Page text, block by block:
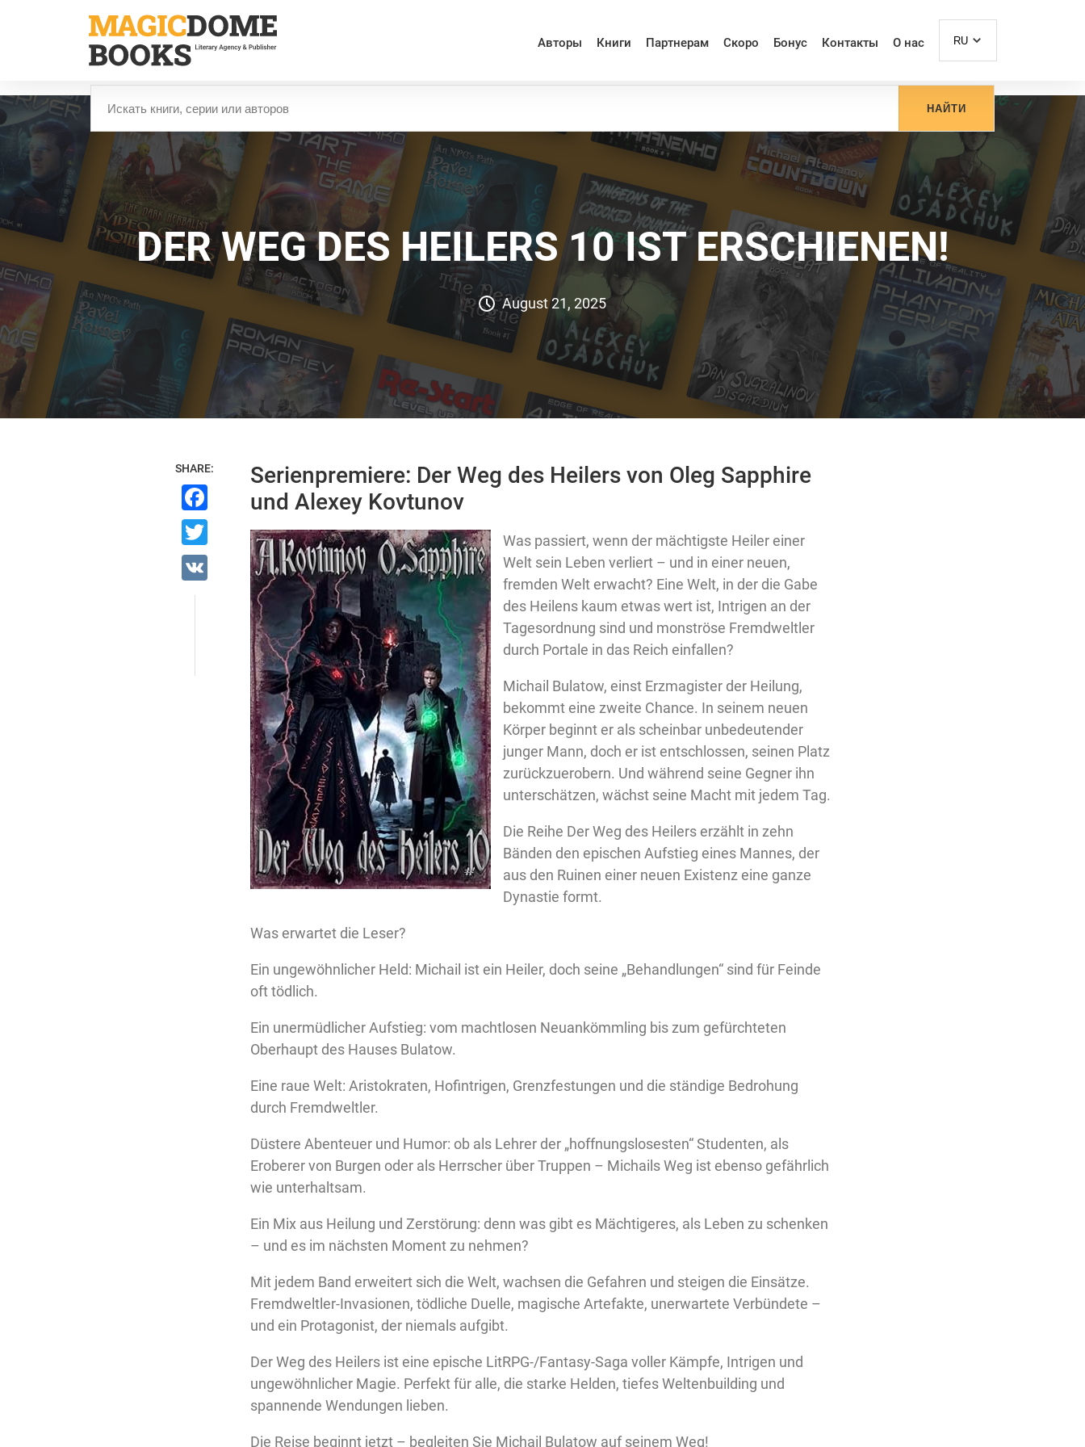
Авторы Книги Партнерам Скоро Бонус Контакты О нас RU
НАЙТИ
DER WEG DES HEILERS 10 IST ERSCHIENEN!
August 21, 2025
Serienpremiere: Der Weg des Heilers von Oleg Sapphire
und Alexey Kovtunov
Was passiert, wenn der mächtigste Heiler einer
Welt sein Leben verliert – und in einer neuen,
fremden Welt erwacht? Eine Welt, in der die Gabe
des Heilens kaum etwas wert ist, Intrigen an der
Tagesordnung sind und monströse Fremdweltler
durch Portale in das Reich einfallen?
Michail Bulatow, einst Erzmagister der Heilung,
bekommt eine zweite Chance. In seinem neuen
Körper beginnt er als scheinbar unbedeutender
junger Mann, doch er ist entschlossen, seinen Platz
zurückzuerobern. Und während seine Gegner ihn
unterschätzen, wächst seine Macht mit jedem Tag.
Die Reihe Der Weg des Heilers erzählt in zehn
Bänden den epischen Aufstieg eines Mannes, der
aus den Ruinen einer neuen Existenz eine ganze
Dynastie formt.
Was erwartet die Leser?
Ein ungewöhnlicher Held: Michail ist ein Heiler, doch seine „Behandlungen“ sind für Feinde
oft tödlich.
Ein unermüdlicher Aufstieg: vom machtlosen Neuankömmling bis zum gefürchteten
Oberhaupt des Hauses Bulatow.
Eine raue Welt: Aristokraten, Hofintrigen, Grenzfestungen und die ständige Bedrohung
durch Fremdweltler.
Düstere Abenteuer und Humor: ob als Lehrer der „hoffnungslosesten“ Studenten, als
Eroberer von Burgen oder als Herrscher über Truppen – Michails Weg ist ebenso gefährlich
wie unterhaltsam.
Ein Mix aus Heilung und Zerstörung: denn was gibt es Mächtigeres, als Leben zu schenken
– und es im nächsten Moment zu nehmen?
Mit jedem Band erweitert sich die Welt, wachsen die Gefahren und steigen die Einsätze.
Fremdweltler-Invasionen, tödliche Duelle, magische Artefakte, unerwartete Verbündete –
und ein Protagonist, der niemals aufgibt.
Der Weg des Heilers ist eine epische LitRPG-/Fantasy-Saga voller Kämpfe, Intrigen und
ungewöhnlicher Magie. Perfekt für alle, die starke Helden, tiefes Weltenbuilding und
spannende Wendungen lieben.
Die Reise beginnt jetzt – begleiten Sie Michail Bulatow auf seinem Weg!
SHARE:
Facebook
Twitter